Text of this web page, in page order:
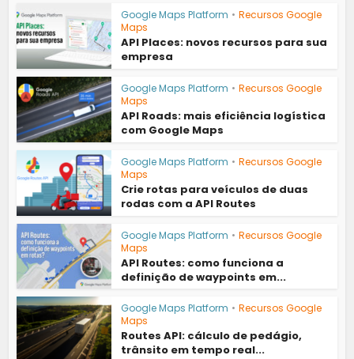
Google Maps Platform • Recursos Google
Maps
API Places: novos recursos para sua
empresa
Google Maps Platform • Recursos Google
Maps
API Roads: mais eficiência logística
com Google Maps
Google Maps Platform • Recursos Google
Maps
Crie rotas para veículos de duas
rodas com a API Routes
Google Maps Platform • Recursos Google
Maps
API Routes: como funciona a
definição de waypoints em...
Google Maps Platform • Recursos Google
Maps
Routes API: cálculo de pedágio,
trânsito em tempo real...